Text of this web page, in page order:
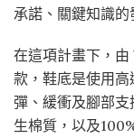
承諾、關鍵知識的
在這項計畫下，
款，鞋底是使用
彈、緩衝及腳部
生棉質，以及